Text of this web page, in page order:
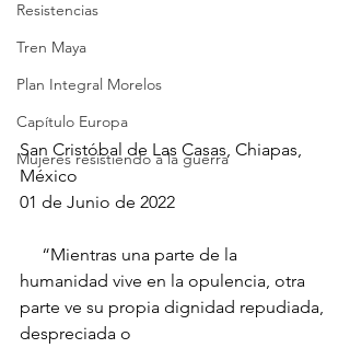
Resistencias
Tren Maya
Plan Integral Morelos
Capítulo Europa
Mujeres resistiendo a la guerra
San Cristóbal de Las Casas, Chiapas,
México
01 de Junio de 2022
humanidad vive en la opulencia, otra
parte ve su propia dignidad repudiada,
despreciada o